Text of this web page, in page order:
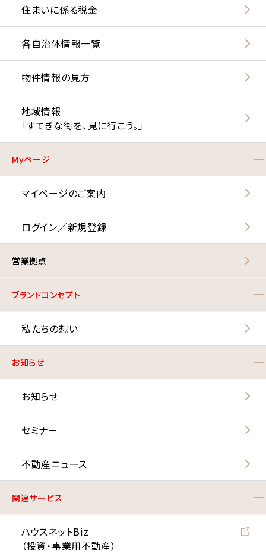
住まいに係る税金
各自治体情報一覧
物件情報の見方
地域情報
「すてきな街を、見に行こう。」
Myページ
マイページのご案内
ログイン／新規登録
営業拠点
ブランドコンセプト
私たちの想い
お知らせ
お知らせ
セミナー
不動産ニュース
関連サービス
ハウスネットBiz
（投資・事業用不動産）